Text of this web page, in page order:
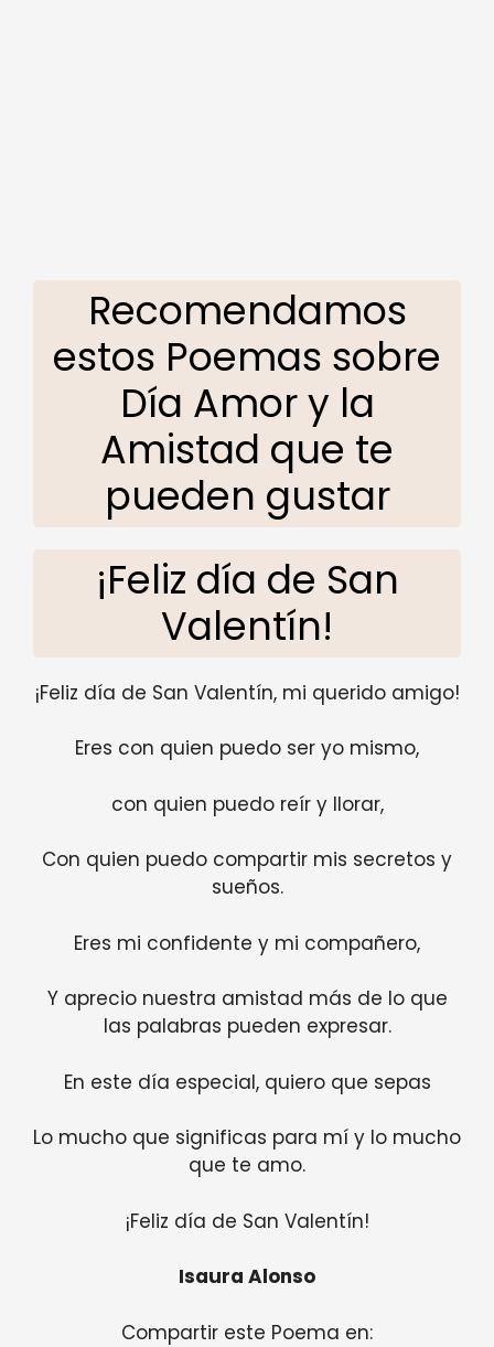
Recomendamos
estos Poemas sobre
Día Amor y la
Amistad que te
pueden gustar
¡Feliz día de San
Valentín!
¡Feliz día de San Valentín, mi querido amigo!
Eres con quien puedo ser yo mismo,
con quien puedo reír y llorar,
Con quien puedo compartir mis secretos y
sueños.
Eres mi confidente y mi compañero,
Y aprecio nuestra amistad más de lo que
las palabras pueden expresar.
En este día especial, quiero que sepas
Lo mucho que significas para mí y lo mucho
que te amo.
¡Feliz día de San Valentín!
Isaura Alonso
Compartir este Poema en: